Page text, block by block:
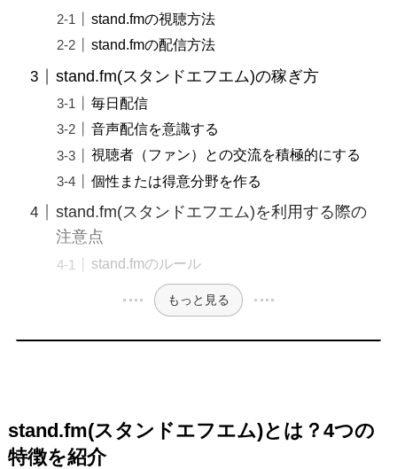
stand.fmの視聴方法
stand.fmの配信方法
stand.fm(スタンドエフエム)の稼ぎ方
毎日配信
音声配信を意識する
視聴者（ファン）との交流を積極的にする
個性または得意分野を作る
stand.fm(スタンドエフエム)を利用する際の
注意点
stand.fmのルール
もっと見る
stand.fm(スタンドエフエム)とは？4つの
特徴を紹介